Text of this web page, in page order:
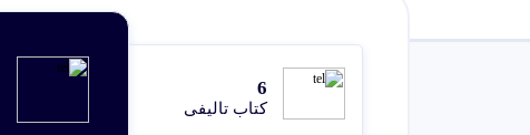
6
کتاب تالیفی